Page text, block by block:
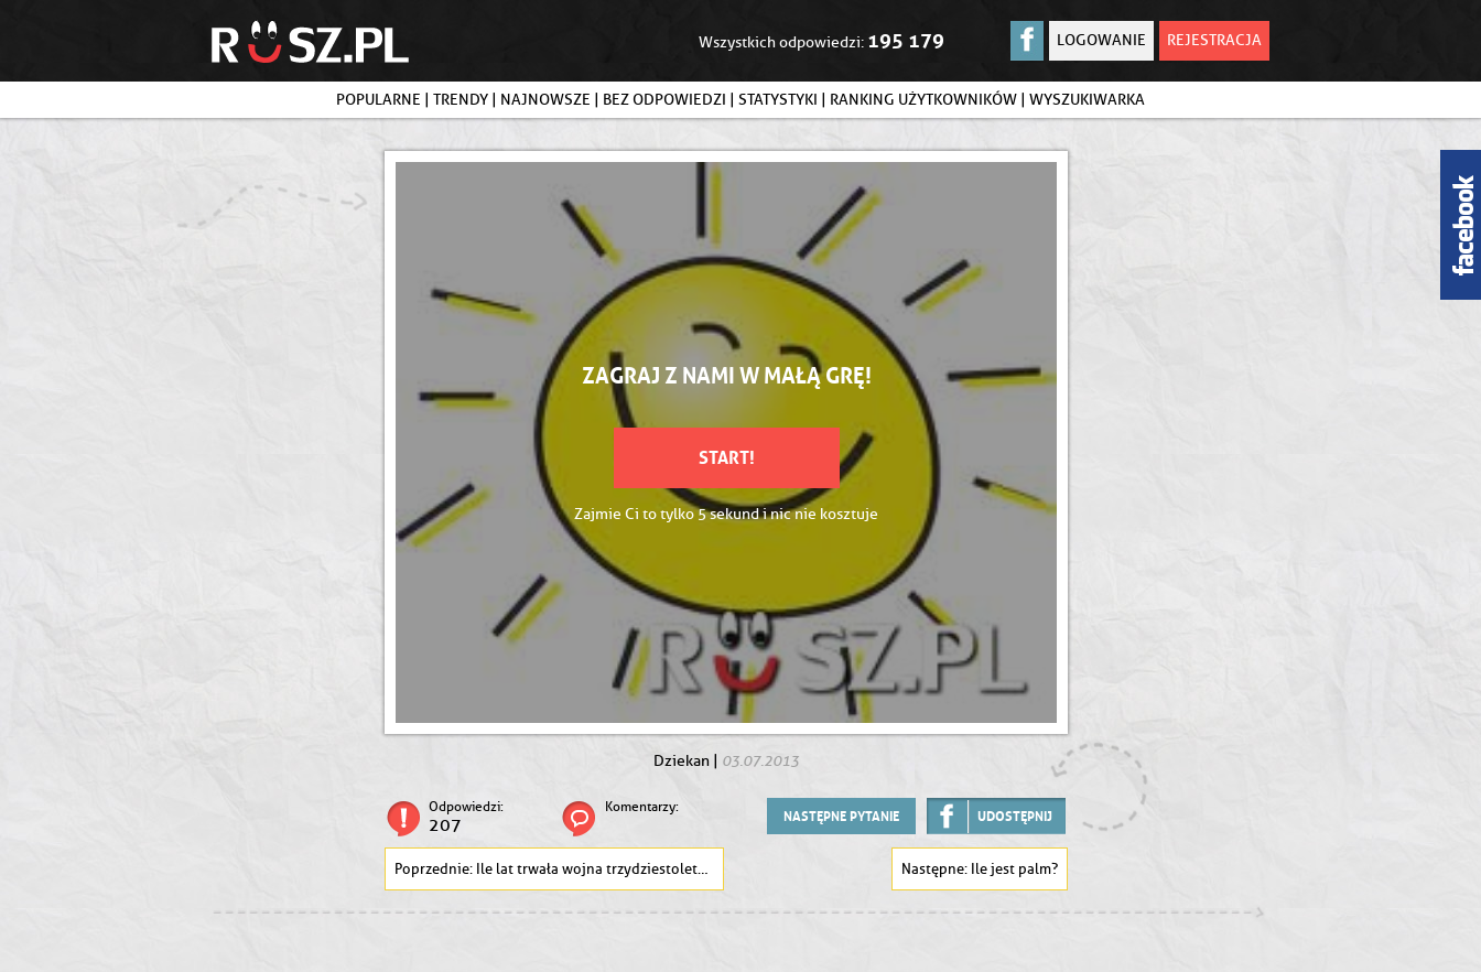
LOGOWANIE REJESTRACJA
Wszystkich odpowiedzi: 195 179
POPULARNE | TRENDY | NAJNOWSZE | BEZ ODPOWIEDZI | STATYSTYKI | RANKING UŻYTKOWNIKÓW | WYSZUKIWARKA
ZAGRAJ Z NAMI W MAŁĄ GRĘ!
START!
Zajmie Ci to tylko 5 sekund i nic nie kosztuje
Dziekan 03.07.2013
Odpowiedzi:
207
Komentarzy:
NASTĘPNE PYTANIE UDOSTĘPNIJ
Ile lat trwała wojna trzydziestoletnia? Ile jest palm?